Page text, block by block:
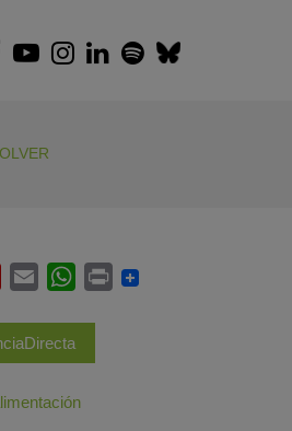
Facebook
Youtube
Instagram
LinkedIn
Spotify
Bluesky